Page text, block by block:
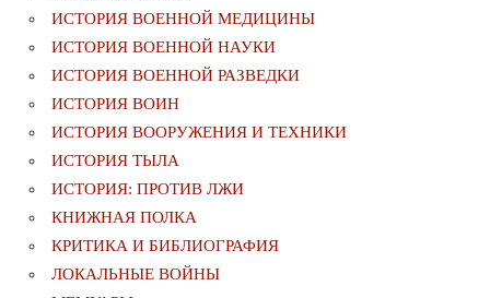
ИСТОРИЯ ВОЕННОЙ МЕДИЦИНЫ
ИСТОРИЯ ВОЕННОЙ НАУКИ
ИСТОРИЯ ВОЕННОЙ РАЗВЕДКИ
ИСТОРИЯ ВОИН
ИСТОРИЯ ВООРУЖЕНИЯ И ТЕХНИКИ
ИСТОРИЯ ТЫЛА
ИСТОРИЯ: ПРОТИВ ЛЖИ
КНИЖНАЯ ПОЛКА
КРИТИКА И БИБЛИОГРАФИЯ
ЛОКАЛЬНЫЕ ВОЙНЫ